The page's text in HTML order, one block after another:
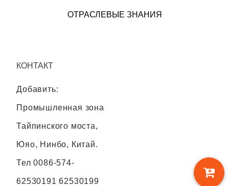
ОТРАСЛЕВЫЕ ЗНАНИЯ
КОНТАКТ
Добавить:
Промышленная зона
Тайпинского моста,
Юяо, Нинбо, Китай.
Тел 0086-574-
62530191 62530199